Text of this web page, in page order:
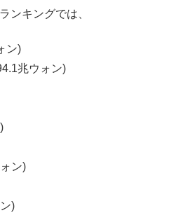
ンキングでは、
ン)
兆ウォン)
ン)
)